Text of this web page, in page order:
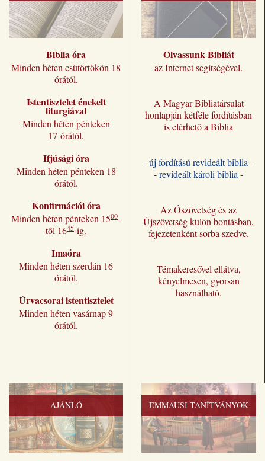
Biblia óra
Minden héten csütörtökön 18
órától.
Istentisztelet énekelt
liturgiával
Minden héten pénteken
17 órától.
Ifjúsági óra
Minden héten pénteken 18
órától.
Konfirmációi óra
Minden héten pénteken 1500-
től 1645-ig.
Imaóra
Minden héten szerdán 16
órától.
Úrvacsorai istentisztelet
Minden héten vasárnap 9
órától.
Olvassunk Bibliát
az Internet segítségével.
A Magyar Bibliatársulat
honlapján kétféle fordításban
is elérhető a Biblia
- új fordítású revideált biblia -
- revideált károli biblia -
Az Ószövetség és az
Újszövetség külön bontásban,
fejezetenként sorba szedve.
Témakeresővel ellátva,
kényelmesen, gyorsan
használható.
AJÁNLÓ EMMAUSI TANÍTVÁNYOK